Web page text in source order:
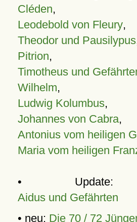
Cléden,
Leodebold von Fleury,
Theodor und Pausilypus
Pitrion,
Timotheus und
Wilhelm,
Ludwig Kolumbus,
Johannes von Cabra,
Antonius vom heiligen
Maria vom heiligen
•
Aidus und Gefährten
• neu: Die 70 / 72